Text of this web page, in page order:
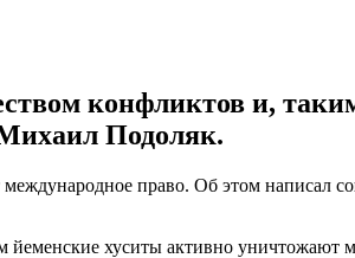
конфликтов и,
Подоляк.
право. Об этом написал
йеменские хуситы активно уничтожают